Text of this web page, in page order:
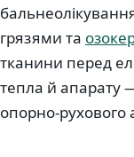
грязями та
тканини перед
тепла й апарату
опорно-рухового